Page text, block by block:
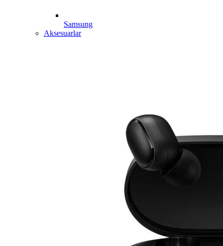
Samsung
Aksesuarlar